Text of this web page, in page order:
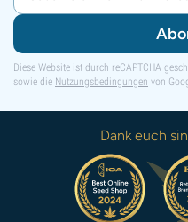
Diese Website ist durch reCAPTCHA
sowie die Nutzungsbedingungen von
Dank euch